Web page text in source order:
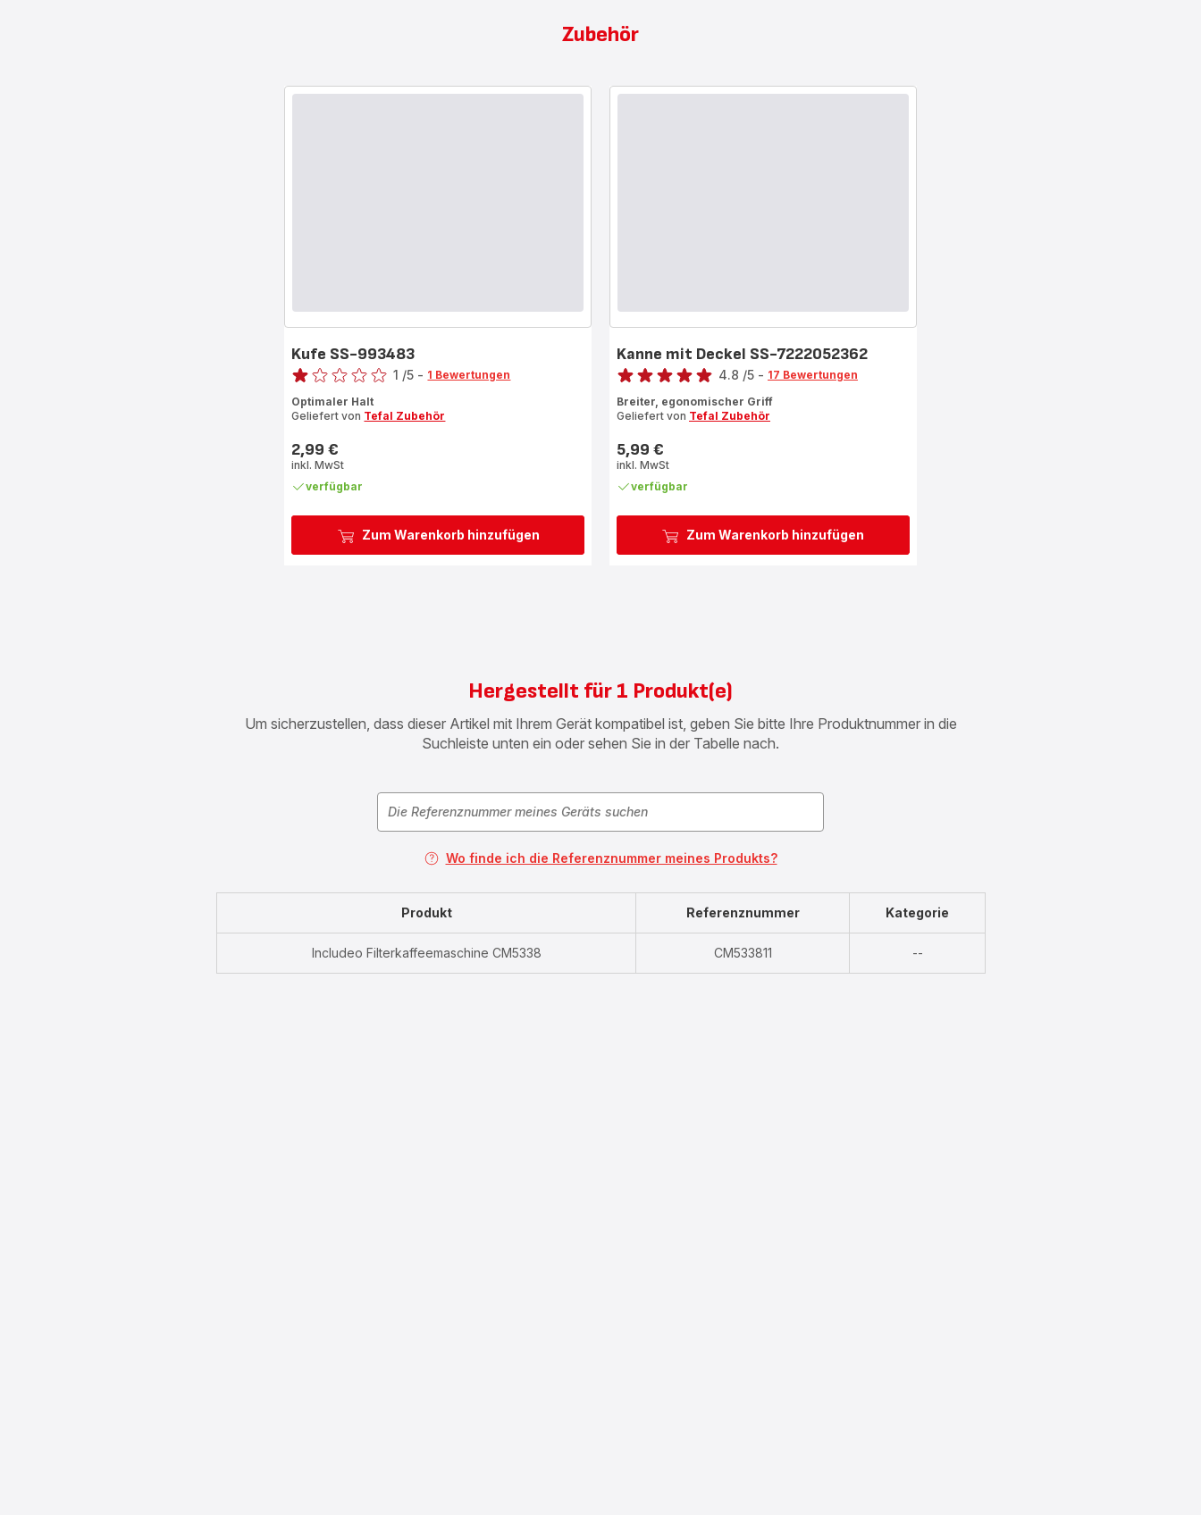
Zubehör
Zum Warenkorb hinzufügen
Kufe SS-993483
Bewertung
mit
Stern
(Durchschnitt)
1 /5 - 1 Bewertungen
Optimaler Halt
Geliefert von Tefal Zubehör
Preis
2,99 €
inkl. MwSt
verfügbar
Zum Warenkorb hinzufügen
Kanne mit Deckel SS-7222052362
Bewertung
4.8 /5 - 17 Bewertungen
Breiter, egonomischer Griff
Geliefert von Tefal Zubehör
Preis
5,99 €
inkl. MwSt
verfügbar
Hergestellt für 1 Produkt(e)
Um sicherzustellen, dass dieser Artikel mit Ihrem Gerät kompatibel ist, geben Sie bitte Ihre Produktnummer in die
Suchleiste unten ein oder sehen Sie in der Tabelle nach.
Wo finde ich die Referenznummer meines Produkts?
Produkt Referenznummer Kategorie
Includeo Filterkaffeemaschine CM5338 CM533811 --Nicht
verfügbar